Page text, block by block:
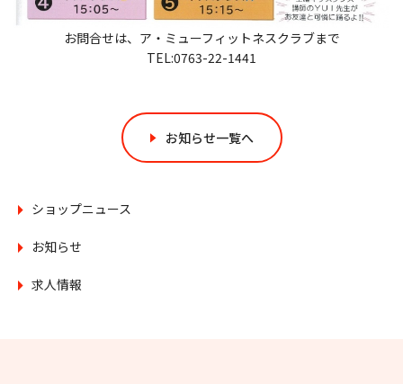
お問合せは、ア・ミューフィットネスクラブまで
TEL:0763-22-1441
お知らせ一覧へ
ショップニュース
お知らせ
求人情報